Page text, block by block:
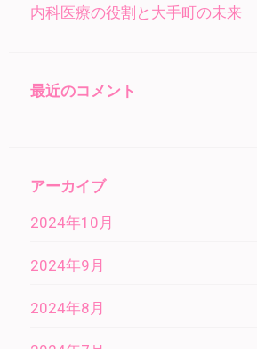
内科医療の役割と大手町の未来
最近のコメント
アーカイブ
2024年10月
2024年9月
2024年8月